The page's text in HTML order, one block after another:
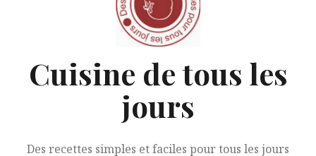
Cuisine de tous les
jours
Des recettes simples et faciles pour tous les jours